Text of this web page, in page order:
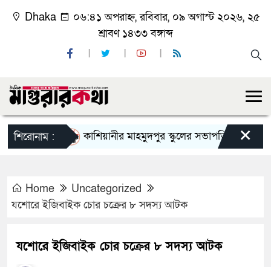
Dhaka
০৬:৪১ অপরাহ্ন, রবিবার, ০৯ অগাস্ট ২০২৬, ২৫
শ্রাবণ ১৪৩৩ বঙ্গাব্দ
শিরোনাম : কাশিয়ানীর মাহমুদপুর স্কুলের সভাপতি হলেন গোবিন্দ
×
Home
Uncategorized
যশোরে ইজিবাইক চোর চক্রের ৮ সদস্য আটক
যশোরে ইজিবাইক চোর চক্রের ৮ সদস্য আটক